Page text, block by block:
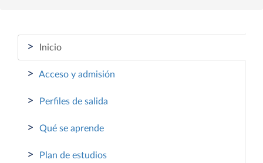
> Inicio
> Acceso y admisión
> Perfiles de salida
> Qué se aprende
> Plan de estudios